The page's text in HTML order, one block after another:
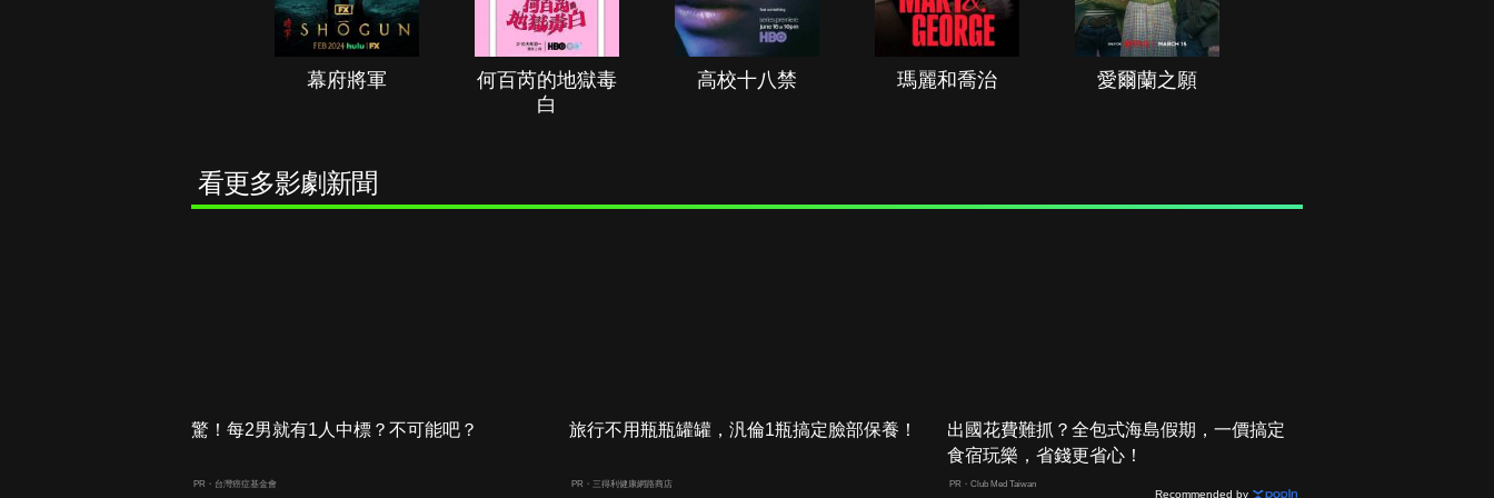
幕府將軍
何百芮的地獄毒
白
高校十八禁 瑪麗和喬治 愛爾蘭之願
看更多影劇新聞
驚！每2男就有1人中標？不可能吧？
PR・台灣癌症基金會
旅行不用瓶瓶罐罐，汎倫1瓶搞定臉部保養！
PR・三得利健康網路商店
出國花費難抓？全包式海島假期，一價搞定
食宿玩樂，省錢更省心！
PR・Club Med Taiwan
Recommended by